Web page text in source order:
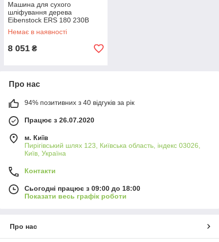
Машина для сухого
шліфування дерева
Eibenstock ERS 180 230B
Немає в наявності
8 051 ₴
Про нас
94% позитивних з 40 відгуків за рік
Працює з 26.07.2020
м. Київ
Пирігівський шлях 123, Київська область, індекс 03026,
Київ, Україна
Контакти
Сьогодні працює з 09:00 до 18:00
Показати весь графік роботи
Про нас